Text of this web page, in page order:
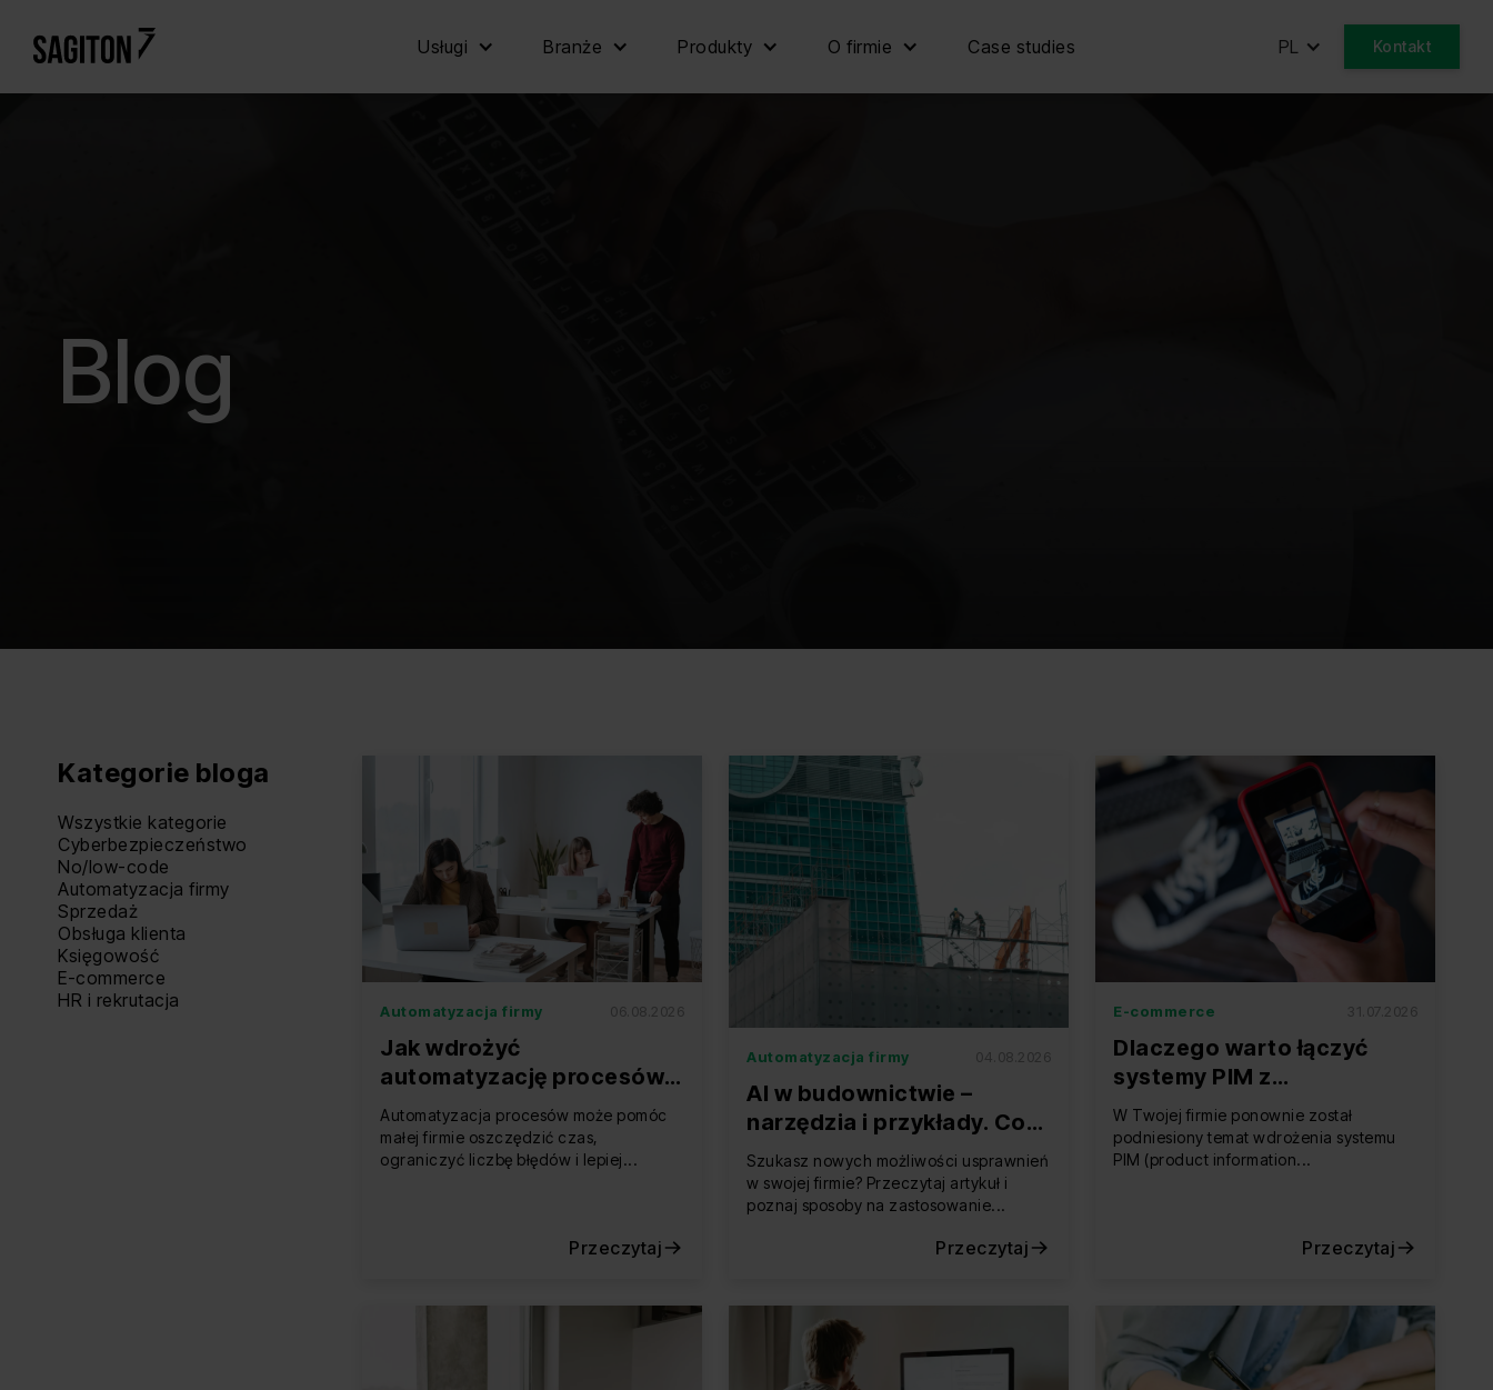
Usługi Branże Produkty O firmie Case studies PL Kontakt
Blog
Kategorie bloga
Wszystkie kategorie
Cyberbezpieczeństwo
No/low-code
Automatyzacja firmy
Sprzedaż
Obsługa klienta
Księgowość
E-commerce
HR i rekrutacja
Automatyzacja firmy 06.08.2026
Jak wdrożyć
automatyzację procesów
w małej firmie? 5 kroków
Automatyzacja procesów może pomóc
małej firmie oszczędzić czas,
ograniczyć liczbę błędów i lepiej...
Przeczytaj
Automatyzacja firmy 04.08.2026
AI w budownictwie –
narzędzia i przykłady. Co
zyska Twoja firma?
Szukasz nowych możliwości usprawnień
w swojej firmie? Przeczytaj artykuł i
poznaj sposoby na zastosowanie...
Przeczytaj
E-commerce 31.07.2026
Dlaczego warto łączyć
systemy PIM z
automatyzacją?
W Twojej firmie ponownie został
podniesiony temat wdrożenia systemu
PIM (product information...
Przeczytaj